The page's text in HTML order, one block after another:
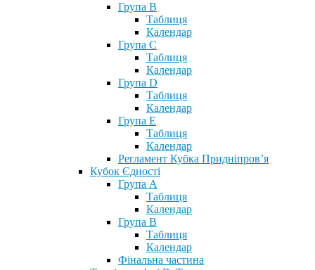
Група В
Таблиця
Календар
Група С
Таблиця
Календар
Група D
Таблиця
Календар
Група Е
Таблиця
Календар
Регламент Кубка Придніпров’я
Кубок Єдності
Група А
Таблиця
Календар
Група В
Таблиця
Календар
Фінальна частина